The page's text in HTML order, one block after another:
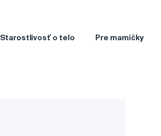
Starostlivosť o telo Pre mamičky